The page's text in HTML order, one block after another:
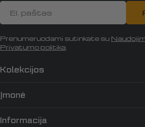
Kolekcijos
Įmonė
Informacija
El.
paštas
Prenumeruodami sutinkate su
Privatumo politika